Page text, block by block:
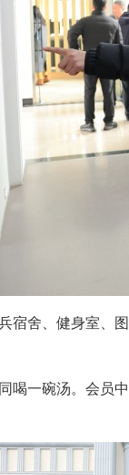
宿舍、健身室、
喝一碗汤。会员